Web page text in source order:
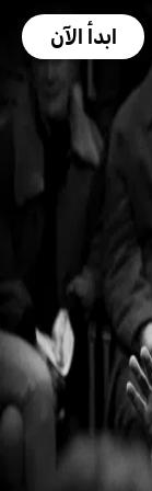
ابدأ الآن